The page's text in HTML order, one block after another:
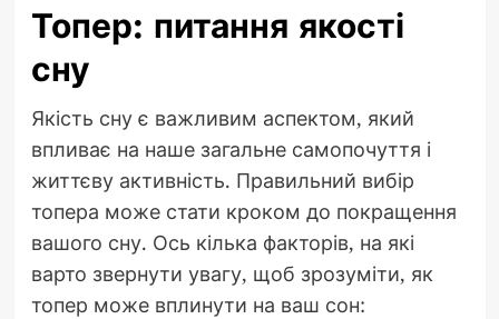
Топер: питання якості
сну
Якість сну є важливим аспектом, який
впливає на наше загальне самопочуття і
життєву активність. Правильний вибір
топера може стати кроком до покращення
вашого сну. Ось кілька факторів, на які
варто звернути увагу, щоб зрозуміти, як
топер може вплинути на ваш сон: